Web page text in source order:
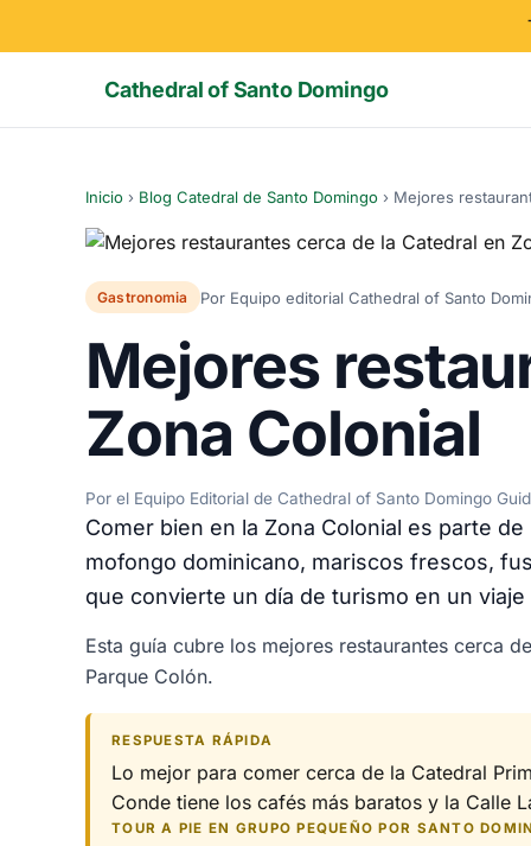
Cathedral of Santo Domingo
Inicio › Blog Catedral de Santo Domingo › Mejores
Gastronomia Por Equipo editorial Cathedral of Santo
Mejores
Zona Colonial
Por el Equipo Editorial de Cathedral of Santo Domingo
Comer bien en la Zona Colonial es parte
mofongo dominicano, mariscos frescos,
que convierte un día de turismo en un
Esta guía cubre los mejores restaurantes cerca
Parque Colón.
RESPUESTA RÁPIDA
Lo mejor para comer cerca de la Catedral
Conde tiene los cafés más baratos y la Calle
TOUR A PIE EN GRUPO PEQUEÑO POR SANTO